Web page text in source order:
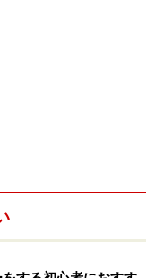
、そんなに簡単に
しまう、という